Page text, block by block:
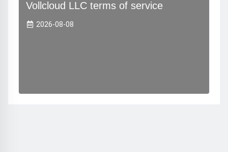
Vollcloud LLC terms of service
2026-08-08